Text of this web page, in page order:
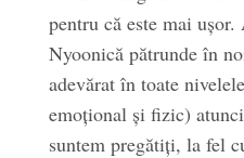
pentru că este mai
Nyoonică pătrunde în
adevărat în toate
emoțional și fizic)
suntem pregătiți, la fel